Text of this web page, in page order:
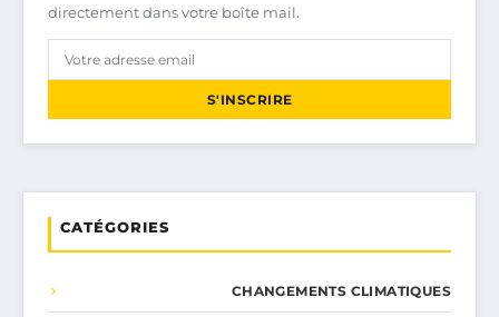
directement dans votre boîte mail.
S'INSCRIRE
CATÉGORIES
CHANGEMENTS CLIMATIQUES